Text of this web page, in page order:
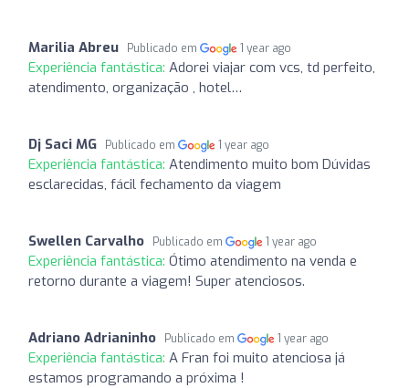
Marilia Abreu Publicado em 1 year ago
Experiência fantástica: Adorei viajar com vcs, td perfeito,
atendimento, organização , hotel…
Dj Saci MG Publicado em 1 year ago
Experiência fantástica: Atendimento muito bom Dúvidas
esclarecidas, fácil fechamento da viagem
Swellen Carvalho Publicado em 1 year ago
Experiência fantástica: Ótimo atendimento na venda e
retorno durante a viagem! Super atenciosos.
Adriano Adrianinho Publicado em 1 year ago
Experiência fantástica: A Fran foi muito atenciosa já
estamos programando a próxima !